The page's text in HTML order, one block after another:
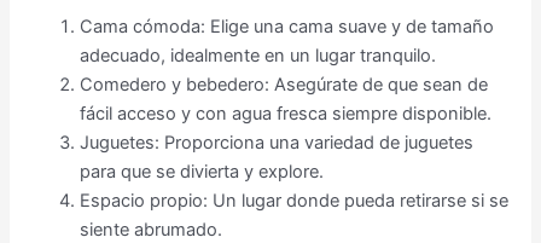
Cama cómoda: Elige una cama suave y de tamaño
adecuado, idealmente en un lugar tranquilo.
Comedero y bebedero: Asegúrate de que sean de
fácil acceso y con agua fresca siempre disponible.
Juguetes: Proporciona una variedad de juguetes
para que se divierta y explore.
Espacio propio: Un lugar donde pueda retirarse si se
siente abrumado.